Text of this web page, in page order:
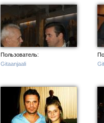
Пользователь:
Gitaanjaali